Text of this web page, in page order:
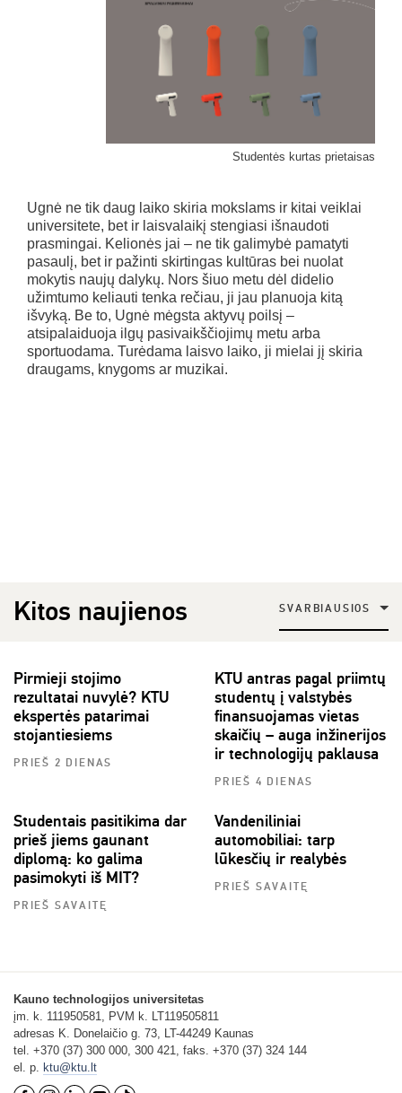
Studentės kurtas prietaisas
Ugnė ne tik daug laiko skiria mokslams ir kitai veiklai
universitete, bet ir laisvalaikį stengiasi išnaudoti
prasmingai. Kelionės jai – ne tik galimybė pamatyti
pasaulį, bet ir pažinti skirtingas kultūras bei nuolat
mokytis naujų dalykų. Nors šiuo metu dėl didelio
užimtumo keliauti tenka rečiau, ji jau planuoja kitą
išvyką. Be to, Ugnė mėgsta aktyvų poilsį –
atsipalaiduoja ilgų pasivaikščiojimų metu arba
sportuodama. Turėdama laisvo laiko, ji mielai jį skiria
draugams, knygoms ar muzikai.
Kitos naujienos SVARBIAUSIOS
Pirmieji stojimo
rezultatai nuvylė? KTU
ekspertės patarimai
stojantiesiems
PRIEŠ 2 DIENAS
KTU antras pagal priimtų
studentų į valstybės
finansuojamas vietas
skaičių – auga inžinerijos
ir technologijų paklausa
PRIEŠ 4 DIENAS
Studentais pasitikima dar
prieš jiems gaunant
diplomą: ko galima
pasimokyti iš MIT?
PRIEŠ SAVAITĘ
Vandeniliniai
automobiliai: tarp
lūkesčių ir realybės
PRIEŠ SAVAITĘ
Kauno technologijos universitetas
įm. k. 111950581, PVM k. LT119505811
adresas K. Donelaičio g. 73, LT-44249 Kaunas
tel. +370 (37) 300 000, 300 421, faks. +370 (37) 324 144
el. p. ktu@ktu.lt